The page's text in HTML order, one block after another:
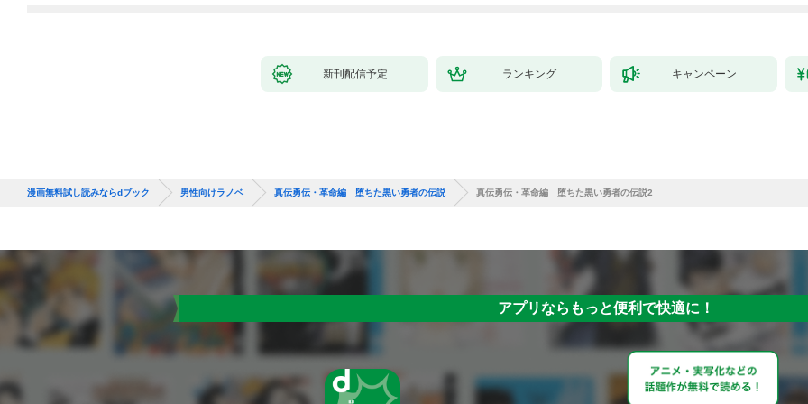
新刊配信予定 ランキング キャンペーン
漫画無料試し読みならdブック 男性向けラノベ 真伝勇伝・革命編 堕ちた黒い勇者の伝説 真伝勇伝・革命編 堕ちた黒い勇者の伝説2
アプリならもっと便利で快適に！